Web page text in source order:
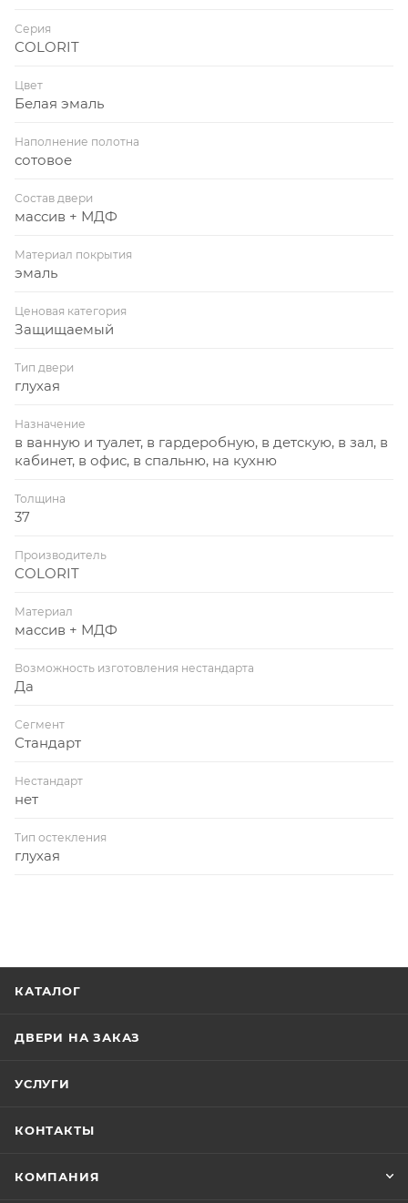
Серия
COLORIT
Цвет
Белая эмаль
Наполнение полотна
сотовое
Состав двери
массив + МДФ
Материал покрытия
эмаль
Ценовая категория
Защищаемый
Тип двери
глухая
Назначение
в ванную и туалет, в гардеробную, в детскую, в зал, в
кабинет, в офис, в спальню, на кухню
Толщина
37
Производитель
COLORIT
Материал
массив + МДФ
Возможность изготовления нестандарта
Да
Сегмент
Стандарт
Нестандарт
нет
Тип остекления
глухая
КАТАЛОГ
ДВЕРИ НА ЗАКАЗ
УСЛУГИ
КОНТАКТЫ
КОМПАНИЯ